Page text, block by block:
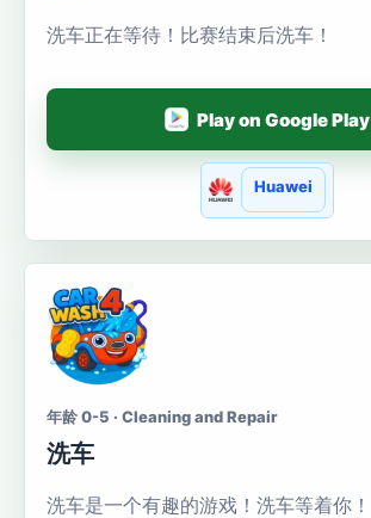
洗车正在等待！比赛结束后洗车！
Play on Google Play
Huawei
年龄 0-5 · Cleaning and Repair
洗车
洗车是一个有趣的游戏！洗车等着你！